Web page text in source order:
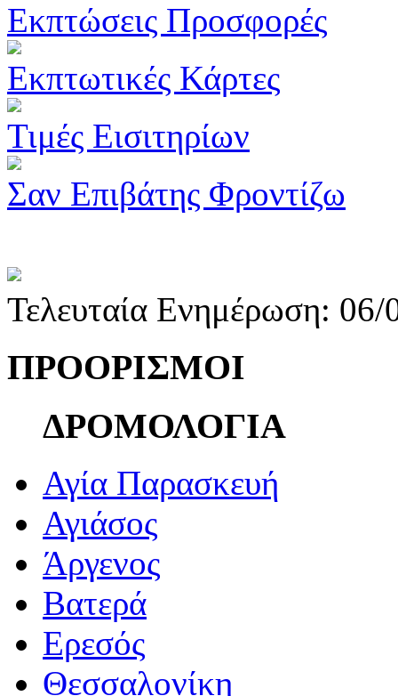
Εκπτώσεις Προσφορές
Εκπτωτικές Κάρτες
Τιμές Εισιτηρίων
Σαν Επιβάτης Φροντίζω
Τελευταία Ενημέρωση:
ΠΡΟΟΡΙΣΜΟΙ
ΔΡΟΜΟΛΟΓΙΑ
Αγία Παρασκευή
Αγιάσος
Άργενος
Βατερά
Ερεσός
Θεσσαλονίκη